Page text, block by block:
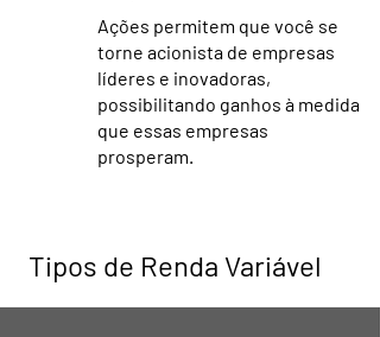
Ações permitem que você se
torne acionista de empresas
líderes e inovadoras,
possibilitando ganhos à medida
que essas empresas
prosperam.
Tipos de Renda Variável